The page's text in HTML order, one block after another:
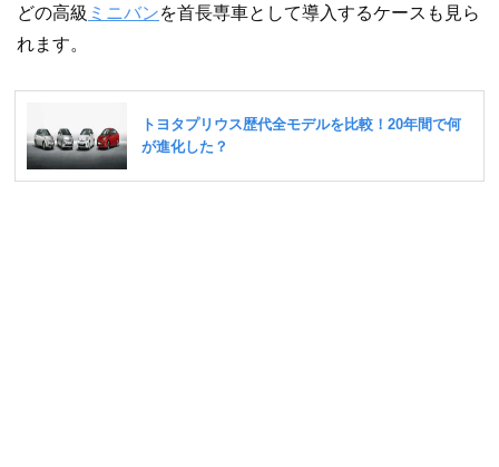
どの高級 ミニバンを首長専車として導入するケースも見ら
れます。